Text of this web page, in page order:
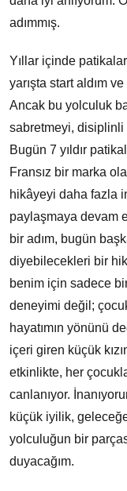
adımmış.
Yıllar içinde
yarışta start aldım
Ancak bu yolculuk
sabretmeyi, disiplinli
Bugün 7 yıldır
Fransız bir marka
hikâyeyi daha fazla
paylaşmaya devam
bir adım, bugün
diyebilecekleri bir
benim için sadece
deneyimi değil;
hayatımın yönünü
içeri giren küçük
etkinlikte, her
canlanıyor.
küçük iyilik,
yolculuğun bir
duyacağım.